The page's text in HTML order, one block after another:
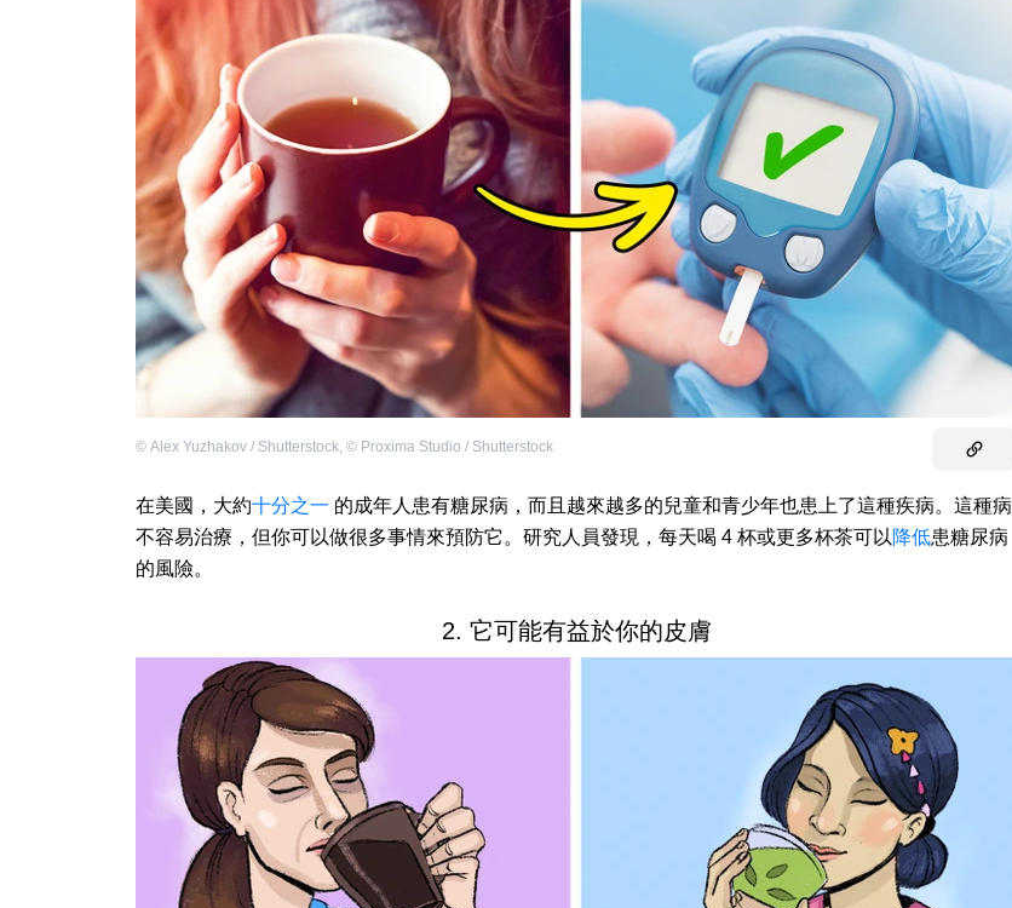
© Alex Yuzhakov / Shutterstock, © Proxima Studio / Shutterstock
在美國，大約十分之一 的成年人患有糖尿病，而且越來越多的兒童和青少年也患上了這種疾病。這種病
不容易治療，但你可以做很多事情來預防它。研究人員發現，每天喝 4 杯或更多杯茶可以 降低患糖尿病
的風險。
2. 它可能有益於你的皮膚